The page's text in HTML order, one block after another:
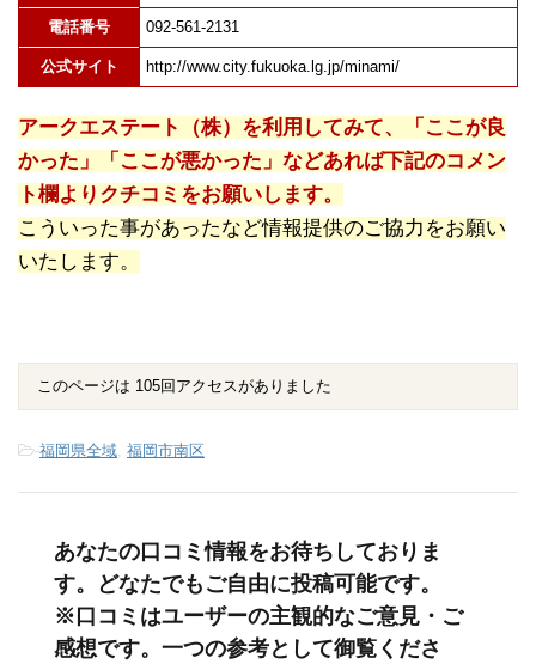
電話番号 092-561-2131
公式サイト http://www.city.fukuoka.lg.jp/minami/
アークエステート（株）を利用してみて、「ここが良
かった」「ここが悪かった」などあれば下記のコメン
ト欄よりクチコミをお願いします。
こういった事があったなど情報提供のご協力をお願い
いたします。
このページは 105回アクセスがありました
-福岡県全域, 福岡市南区
あなたの口コミ情報をお待ちしておりま
す。どなたでもご自由に投稿可能です。
※口コミはユーザーの主観的なご意見・ご
感想です。一つの参考として御覧くださ